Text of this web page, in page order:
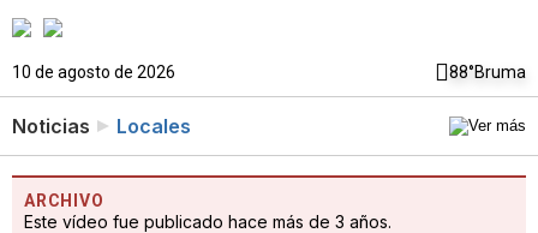
10 de agosto de 2026 88°Bruma
Noticias Locales
ARCHIVO
Este vídeo fue publicado hace más de 3 años.